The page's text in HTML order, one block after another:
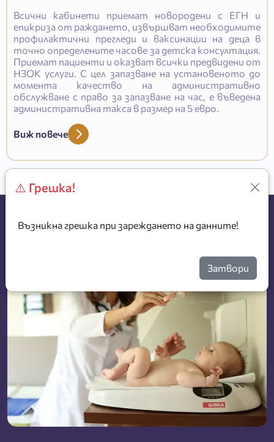
⚠️ Грешка!
Възникна грешка при зареждането на данните!
Затвори
Всични кабинети приемат новородени с ЕГН и
епикриза от раждането, извършват необходимите
профилактични прегледи и ваксинации на деца в
точно определените часове за детска консултация.
Приемат пациенти и оказват всички предвидени от
НЗОК услуги. С цел запазване на установеното до
момента качество на административно
обслужване с право за запазване на час, е въведена
административна такса в размер на 5 евро.
Виж повече